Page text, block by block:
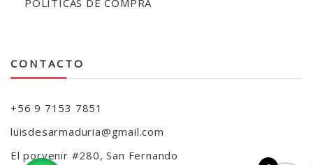
POLÍTICAS DE COMPRA
CONTACTO
+56 9 7153 7851
luisdesarmaduria@gmail.com
El porvenir #280, San Fernando